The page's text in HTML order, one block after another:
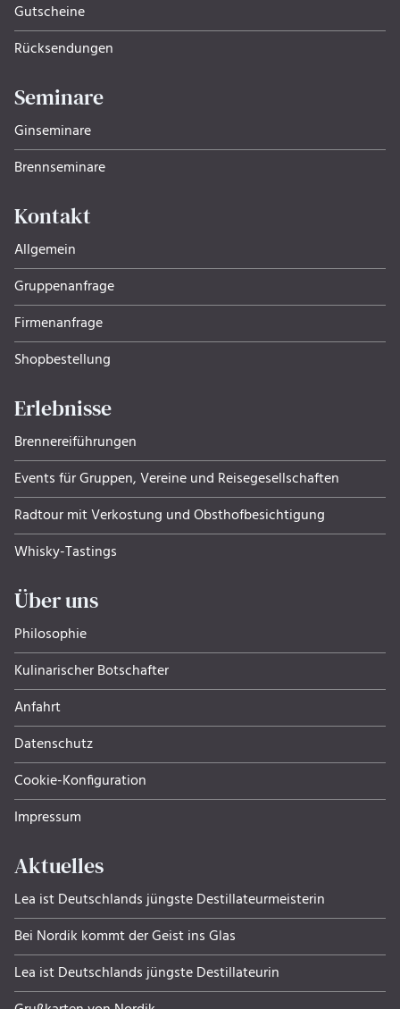
Gutscheine
Rücksendungen
Seminare
Ginseminare
Brennseminare
Kontakt
Allgemein
Gruppenanfrage
Firmenanfrage
Shopbestellung
Erlebnisse
Brennereiführungen
Events für Gruppen, Ver­eine und Rei­se­ge­sell­schaf­ten
Radtour mit Verkostung und Obsthof­be­sich­ti­gung
Whisky-Tastings
Über uns
Philosophie
Kulinarischer Botschafter
Anfahrt
Datenschutz
Cookie-Konfiguration
Impressum
Aktuelles
Lea ist Deutschlands jüngste Destillateurmeisterin
Bei Nordik kommt der Geist ins Glas
Lea ist Deutschlands jüngste Destillateurin